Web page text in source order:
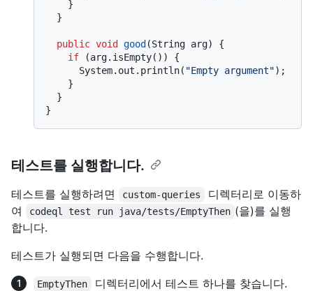
public void good (String arg)
{
if (arg.isEmpty()) {
      System.out.println(
"Empty argument");
테스트를 실행합니다.
테스트를 실행하려면 custom-queries
디렉터리로 이동하
여
codeql test run java/tests/EmptyThen (을)를 실행
합니다.
테스트가 실행되면 다음을 수행합니다.
EmptyThen
디렉터리에서 테스트 하나를 찾습니다.